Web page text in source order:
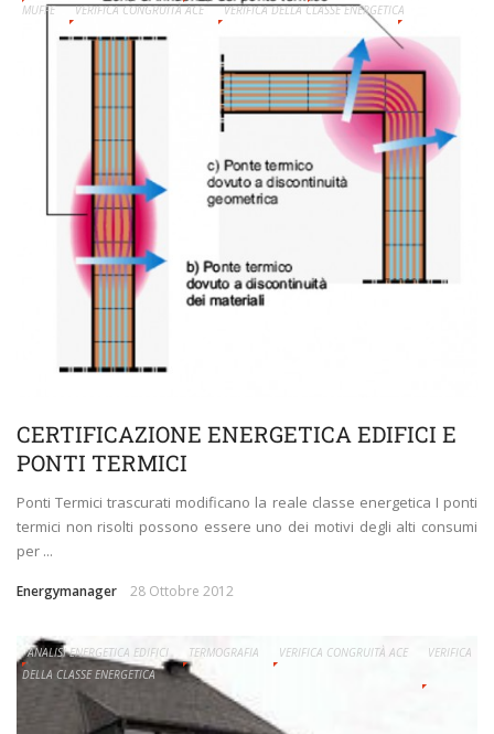
MUFFE
VERIFICA CONGRUITÀ ACE VERIFICA DELLA CLASSE ENERGETICA
CERTIFICAZIONE ENERGETICA EDIFICI E
PONTI TERMICI
Ponti Termici trascurati modificano la reale classe energetica I ponti
termici non risolti possono essere uno dei motivi degli alti consumi
per ...
Energymanager 28 Ottobre 2012
ANALISI ENERGETICA EDIFICI TERMOGRAFIA VERIFICA CONGRUITÀ ACE
VERIFICA
DELLA CLASSE ENERGETICA